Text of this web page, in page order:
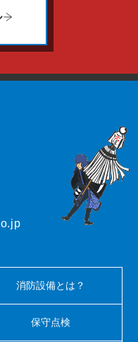
消防設備とは？
保守点検